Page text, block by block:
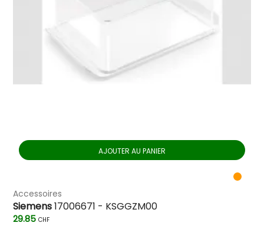
AJOUTER AU PANIER
Accessoires
Siemens17006671 - KSGGZM00
29.85 CHF